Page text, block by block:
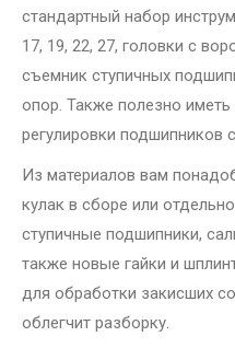
стандартный набор
17, 19, 22, 27, головки с
съемник ступичных
опор. Также полезно
регулировки подшипников
Из материалов вам
кулак в сборе или
ступичные подшипники,
также новые гайки и
для обработки закисших
облегчит разборку.